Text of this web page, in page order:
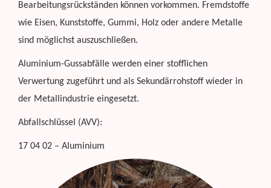
Bearbeitungsrückständen können vorkommen. Fremdstoffe
wie Eisen, Kunststoffe, Gummi, Holz oder andere Metalle
sind möglichst auszuschließen.
Aluminium-Gussabfälle werden einer stofflichen
Verwertung zugeführt und als Sekundärrohstoff wieder in
der Metallindustrie eingesetzt.
Abfallschlüssel (AVV):
17 04 02 – Aluminium